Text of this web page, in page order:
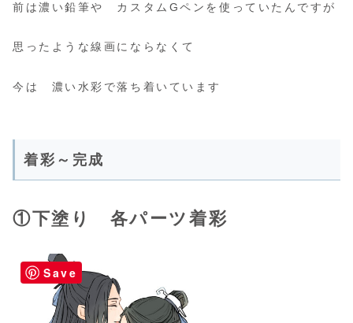
前は濃い鉛筆や カスタムGペンを使っていたんですが
思ったような線画にならなくて
今は 濃い水彩で落ち着いています
着彩～完成
①下塗り 各パーツ着彩
Save